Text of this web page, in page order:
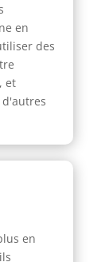
en
des
et
en